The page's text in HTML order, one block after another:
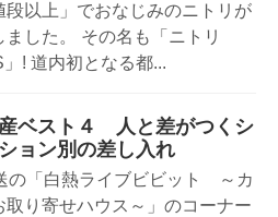
段以上」でおなじみのニトリが
ました。 その名も「ニトリ
! 道内初となる都...
ベスト４ 人と差がつくシ
ョン別の差し入れ
の「白熱ライブビビット ～カ
取り寄せハウス～」のコーナー